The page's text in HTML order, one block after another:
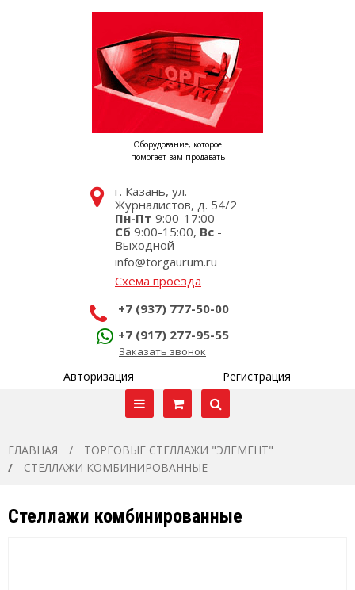
Оборудование, которое
помогает вам продавать
г. Казань, ул.
Журналистов, д. 54/2
Пн-Пт 9:00-17:00
Сб 9:00-15:00, Вс -
Выходной
info@torgaurum.ru
Схема проезда
+7 (937) 777-50-00
+7 (917) 277-95-55
Заказать звонок
Авторизация Регистрация
ГЛАВНАЯ
ТОРГОВЫЕ СТЕЛЛАЖИ "ЭЛЕМЕНТ"
СТЕЛЛАЖИ КОМБИНИРОВАННЫЕ
Стеллажи комбинированные